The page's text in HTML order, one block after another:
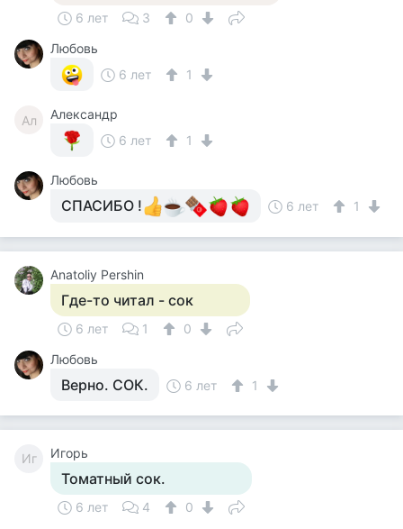
6 лет 3
0
Любовь
6 лет
1
Ал
Александр
6 лет
1
Любовь
СПАСИБО ! 6 лет 1
Anatoliy Pershin
Где-то читал - сок
6 лет 1
0
Любовь
Верно. СОК. 6 лет 1
Иг Игорь
Томатный сок.
6 лет 4
0